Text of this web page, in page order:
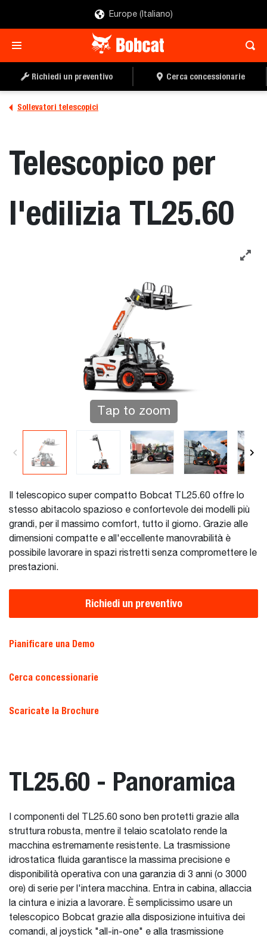
Europe (Italiano)
Richiedi un preventivo Cerca concessionarie
Sollevatori telescopici
Telescopico per
l'edilizia TL25.60
Tap to zoom
Il telescopico super compatto Bobcat TL25.60 offre lo
stesso abitacolo spazioso e confortevole dei modelli più
grandi, per il massimo comfort, tutto il giorno. Grazie alle
dimensioni compatte e all'eccellente manovrabilità è
possibile lavorare in spazi ristretti senza compromettere le
prestazioni.
Richiedi un preventivo
Pianificare una Demo
Cerca concessionarie
Scaricate la Brochure
TL25.60 - Panoramica
I componenti del TL25.60 sono ben protetti grazie alla
struttura robusta, mentre il telaio scatolato rende la
macchina estremamente resistente. La trasmissione
idrostatica fluida garantisce la massima precisione e
disponibilità operativa con una garanzia di 3 anni (o 3000
ore) di serie per l'intera macchina. Entra in cabina, allaccia
la cintura e inizia a lavorare. È semplicissimo usare un
telescopico Bobcat grazie alla disposizione intuitiva dei
comandi, al joystick "all-in-one" e alla trasmissione